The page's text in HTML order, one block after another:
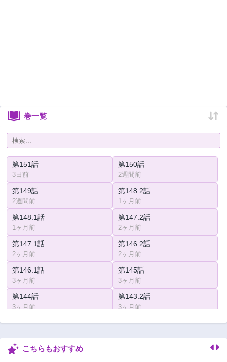
巻一覧
第151話
3日前
第150話
2週間前
第149話
2週間前
第148.2話
1ヶ月前
第148.1話
1ヶ月前
第147.2話
2ヶ月前
第147.1話
2ヶ月前
第146.2話
2ヶ月前
第146.1話
3ヶ月前
第145話
3ヶ月前
第144話
3ヶ月前
第143.2話
3ヶ月前
第143.1話 第142.2話
第142話
こちらもおすすめ